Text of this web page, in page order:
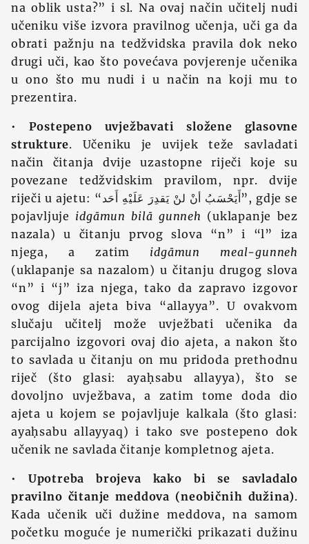
na oblik usta?” i sl. Na ovaj način učitelj nudi
učeniku više izvora pravilnog učenja, uči ga da
obrati pažnju na tedžvidska pravila dok neko
drugi uči, kao što povećava povjerenje učenika
u ono što mu nudi i u način na koji mu to
prezentira.
• Postepeno uvježbavati složene glasovne
strukture. Učeniku je uvijek teže savladati
način čitanja dvije uzastopne riječi koje su
povezane tedžvidskim pravilom, npr. dvije
riječi u ajetu: “أَيَحْسَبُ أنْ لنْ يَقدِرَ عَلَيْهِ أَحَد”, gdje se
pojavljuje idgāmun bilā gunneh (uklapanje bez
nazala) u čitanju prvog slova “n” i “l” iza
njega, a zatim idgāmun meal-gunneh
(uklapanje sa nazalom) u čitanju drugog slova
“n” i “j” iza njega, tako da zapravo izgovor
ovog dijela ajeta biva “allayya”. U ovakvom
slučaju učitelj može uvježbati učenika da
parcijalno izgovori ovaj dio ajeta, a nakon što
to savlada u čitanju on mu pridoda prethodnu
riječ (što glasi: ayaḥsabu allayya), što se
dovoljno uvježbava, a zatim tome doda dio
ajeta u kojem se pojavljuje kalkala (što glasi:
ayaḥsabu allayyaq) i tako sve postepeno dok
učenik ne savlada čitanje kompletnog ajeta.
• Upotreba brojeva kako bi se savladalo
pravilno čitanje meddova (neobičnih dužina).
Kada učenik uči dužine meddova, na samom
početku moguće je numerički prikazati dužinu